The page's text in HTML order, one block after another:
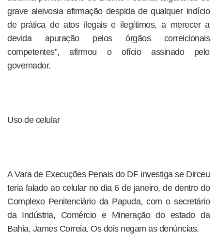
grave aleivosia afirmação despida de qualquer indício
de prática de atos ilegais e ilegítimos, a merecer a
devida apuração pelos órgãos correicionais
competentes”, afirmou o ofício assinado pelo
governador.
Uso de celular
A Vara de Execuções Penais do DF investiga se Dirceu
teria falado ao celular no dia 6 de janeiro, de dentro do
Complexo Penitenciário da Papuda, com o secretário
da Indústria, Comércio e Mineração do estado da
Bahia, James Correia. Os dois negam as denúncias.